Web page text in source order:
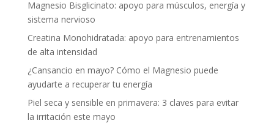
Magnesio Bisglicinato: apoyo para músculos, energía y
sistema nervioso
Creatina Monohidratada: apoyo para entrenamientos
de alta intensidad
¿Cansancio en mayo? Cómo el Magnesio puede
ayudarte a recuperar tu energía
Piel seca y sensible en primavera: 3 claves para evitar
la irritación este mayo